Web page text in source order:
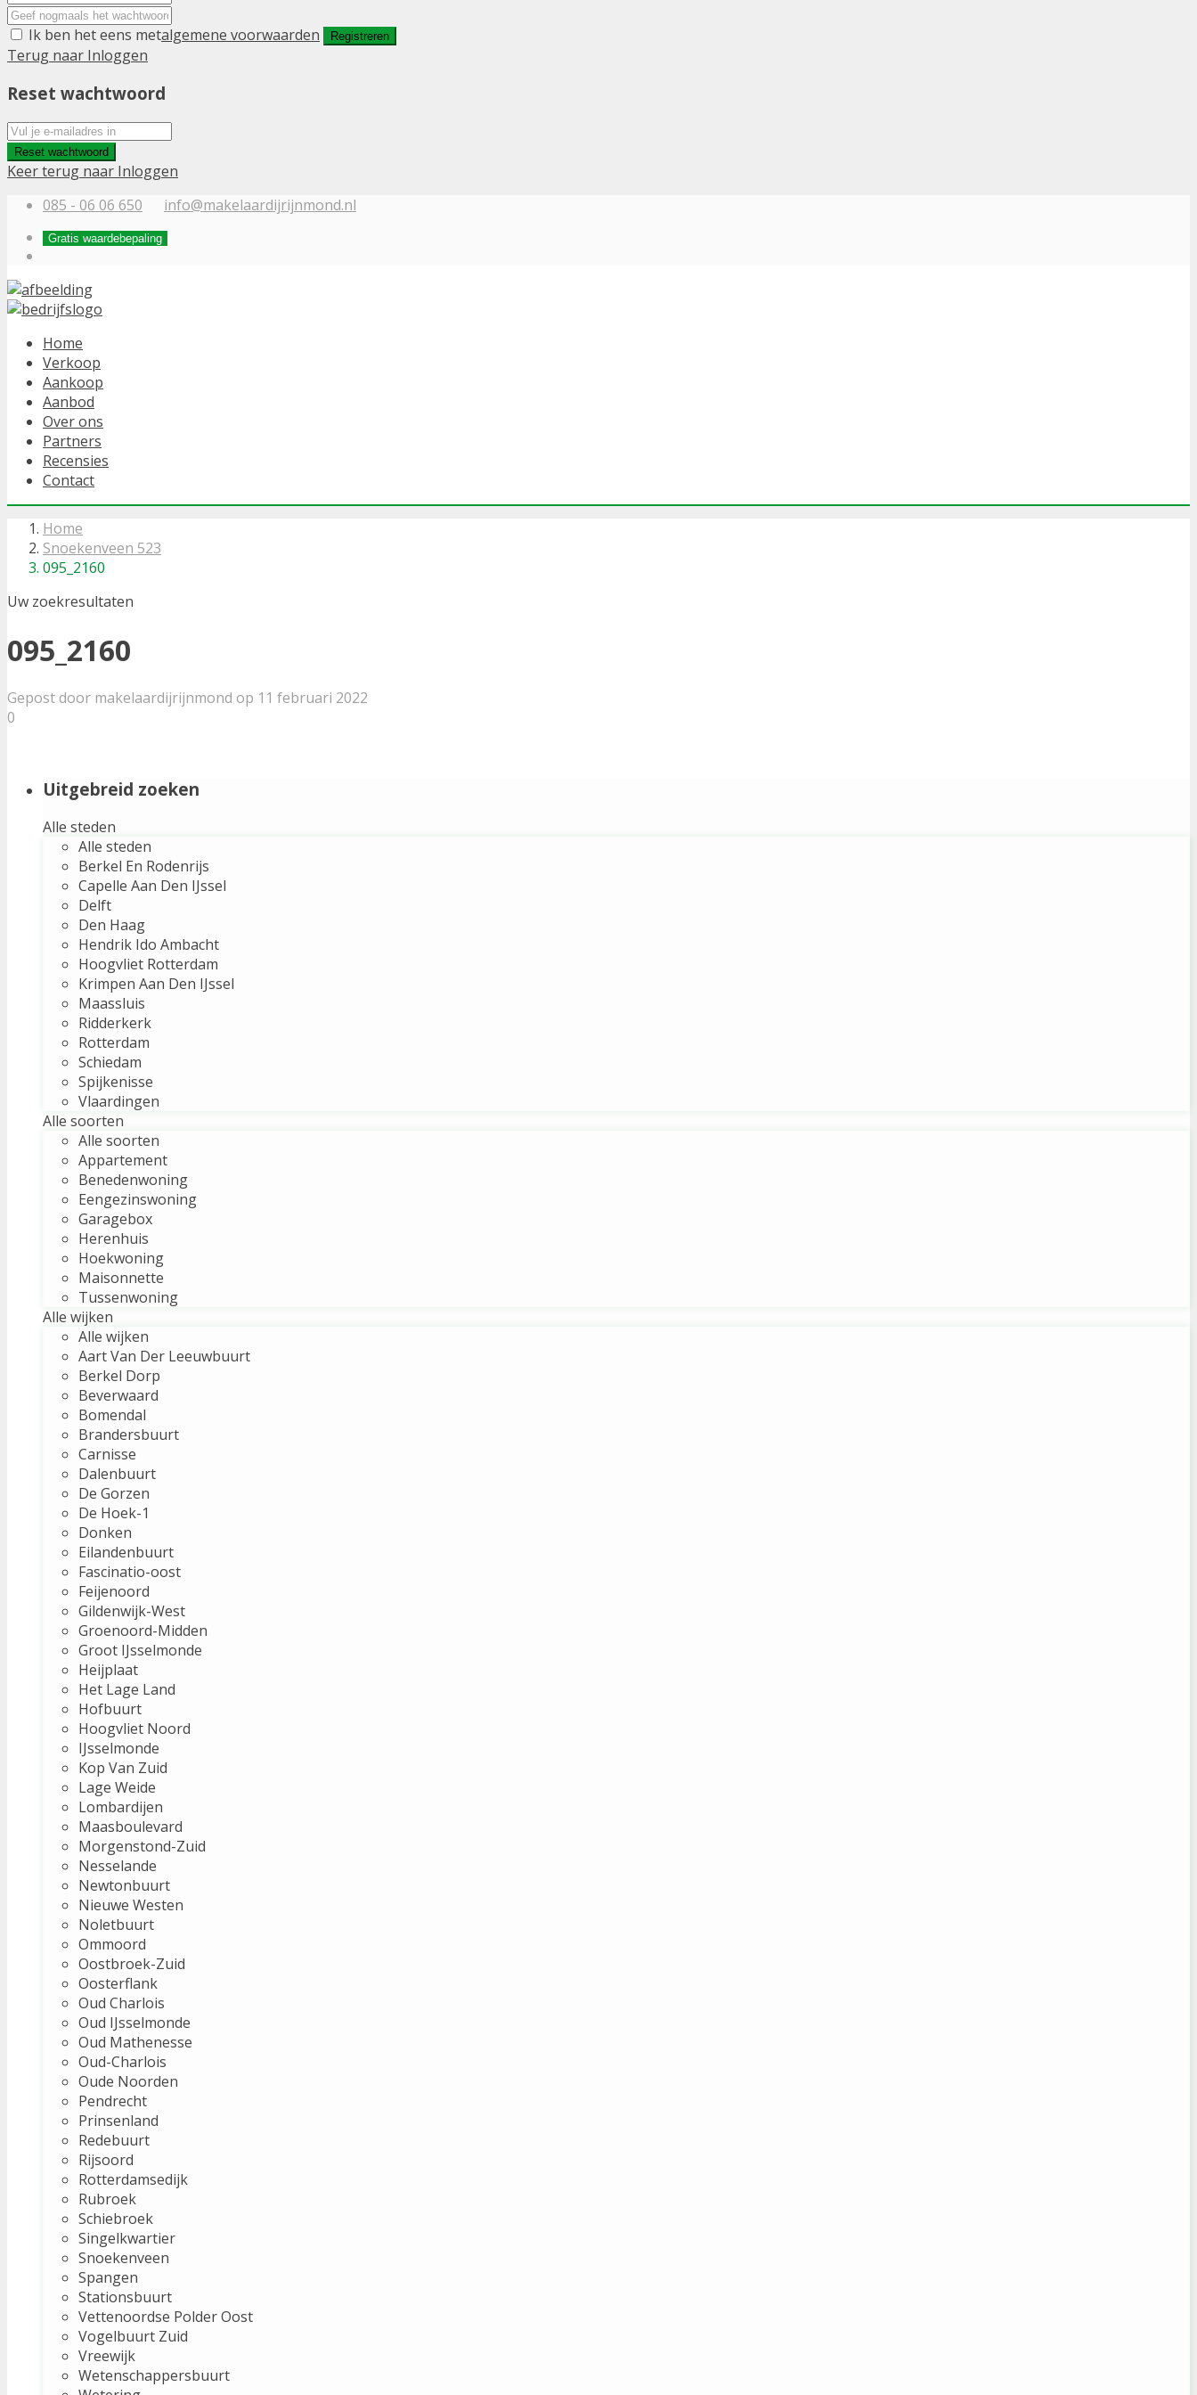
Ik ben het eens metalgemene voorwaarden Registreren
Terug naar Inloggen
Reset wachtwoord
Reset wachtwoord
Keer terug naar Inloggen
085 - 06 06 650
info@makelaardijrijnmond.nl
Gratis waardebepaling
Home
Verkoop
Aankoop
Aanbod
Over ons
Partners
Recensies
Contact
Home
Snoekenveen 523
095_2160
Uw zoekresultaten
095_2160
Gepost door makelaardijrijnmond op 11 februari 2022
0
Uitgebreid zoeken
Alle steden
Alle steden
Berkel En Rodenrijs
Capelle Aan Den IJssel
Delft
Den Haag
Hendrik Ido Ambacht
Hoogvliet Rotterdam
Krimpen Aan Den IJssel
Maassluis
Ridderkerk
Rotterdam
Schiedam
Spijkenisse
Vlaardingen
Alle soorten
Alle soorten
Appartement
Benedenwoning
Eengezinswoning
Garagebox
Herenhuis
Hoekwoning
Maisonnette
Tussenwoning
Alle wijken
Alle wijken
Aart Van Der Leeuwbuurt
Berkel Dorp
Beverwaard
Bomendal
Brandersbuurt
Carnisse
Dalenbuurt
De Gorzen
De Hoek-1
Donken
Eilandenbuurt
Fascinatio-oost
Feijenoord
Gildenwijk-West
Groenoord-Midden
Groot IJsselmonde
Heijplaat
Het Lage Land
Hofbuurt
Hoogvliet Noord
IJsselmonde
Kop Van Zuid
Lage Weide
Lombardijen
Maasboulevard
Morgenstond-Zuid
Nesselande
Newtonbuurt
Nieuwe Westen
Noletbuurt
Ommoord
Oostbroek-Zuid
Oosterflank
Oud Charlois
Oud IJsselmonde
Oud Mathenesse
Oud-Charlois
Oude Noorden
Pendrecht
Prinsenland
Redebuurt
Rijsoord
Rotterdamsedijk
Rubroek
Schiebroek
Singelkwartier
Snoekenveen
Spangen
Stationsbuurt
Vettenoordse Polder Oost
Vogelbuurt Zuid
Vreewijk
Wetenschappersbuurt